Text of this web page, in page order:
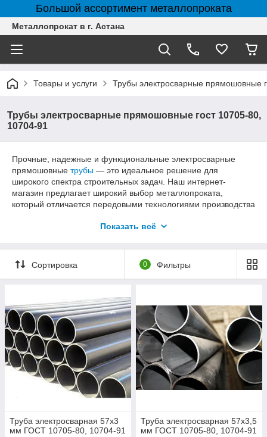
Большой ассортимент металлопроката
Металлопрокат в г. Астана
Товары и услуги Трубы электросварные прямошовные
Трубы электросварные прямошовные гост 10705-80,
10704-91
Прочные, надежные и функциональные электросварные
прямошовные трубы — это идеальное решение для
широкого спектра строительных задач. Наш интернет-
магазин предлагает широкий выбор металлопроката,
который отличается передовыми технологиями производства
вы жилой комплекс, промышленное сооружение или
помогут воплотить ваши проекты в реальность.
Показать всё
Сортировка 0 Фильтры
Труба электросварная 57х3
мм ГОСТ 10705-80, 10704-91
Труба электросварная 57х3,5
мм ГОСТ 10705-80, 10704-91